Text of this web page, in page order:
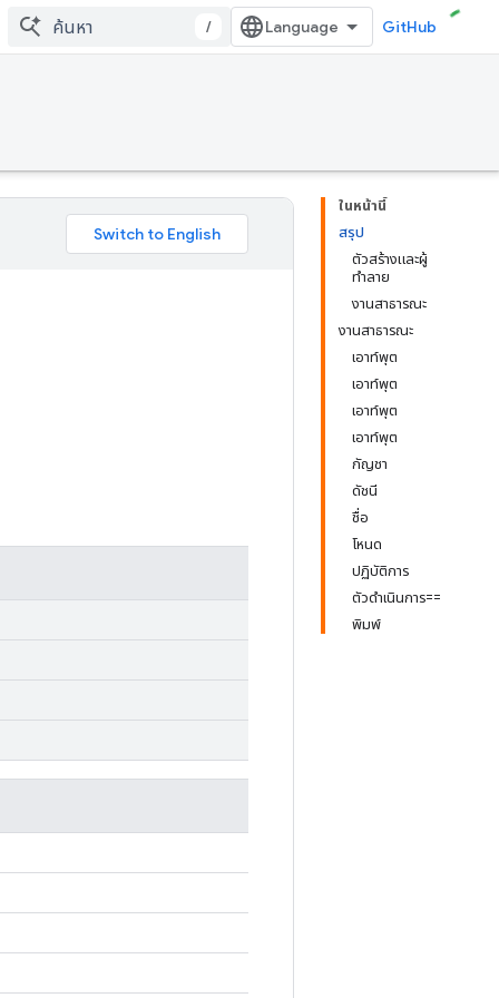
/ GitHub
ในหน้านี้
สรุป
ตัวสร้างและผู้
ทำลาย
งานสาธารณะ
งานสาธารณะ
เอาท์พุต
เอาท์พุต
เอาท์พุต
เอาท์พุต
กัญชา
ดัชนี
ชื่อ
โหนด
ปฏิบัติการ
ตัวดำเนินการ==
พิมพ์